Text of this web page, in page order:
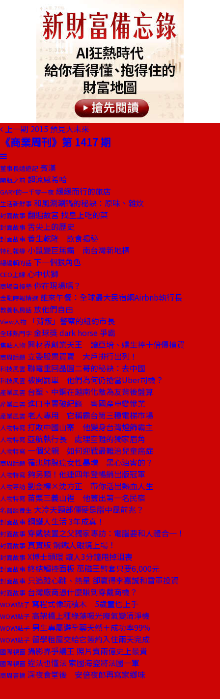
上一期 2015 預見大未來
《商業周刊》第 1417 期
董事長嬉遊記 賓漢
開瓶之前 超涼感希哈
GARY的一千零一夜 緩緩而行的旅店
生活新鮮事 和風涮涮鍋的秘訣：原味、雜炊
封面故事 翻遍故宮 找皇上吃的菜
封面故事 舌尖上的歷史
封面故事 養生乾隆 飲食揭秘
特別報導 小鼠變巨無霸 南台灣新地標
總編輯的話 下一個狠角色
CEO上線 心中伏獅
商場自慢塾 你在現場嗎？
金融時報精選 誰來午餐：全球最大民宿網Airbnb執行長
教養私房話 放他們自由
View人物 「背叛」警察的紐約市長
全球熱門字 金球獎 dark horse 爭霸
焦點人物 醫材界創業天王 讓亞培、嬌生捧十倍價搶買
商周話題 立委股票買賣 大戶排行出列！
科技風雲 聯電重回晶圓二哥的秘訣：去中國
科技風雲 被開罰單 他們為何仍搶當Uber司機？
產業風雲 台塑、中鋼在越南化敵為友背後盤算
產業風雲 進口車賣破紀錄 害國產車變慘業
產業風雲 老人專用 它稱霸台第三種電梯市場
人物特寫 打敗中國山寨 他變身台灣燈飾霸主
人物特寫 亞航執行長 處理空難的獨家眉角
人物特寫 一個父親 如何迎戰最難治兒童癌症
商周話題 罹患肺腺癌女性暴增 黑心油害的？
人物特寫 夠另類！他連四年登暢銷出版冠軍
人物專訪 劉金標×沈方正 帶你活出熱血人生
人物特寫 苗栗三義山裡 他蓋出第一名民宿
名醫談養生 大冷天頸部僵硬是腦中風前兆？
封面故事 鋼鐵人生活 3年成真！
封面故事 穿戴裝置之父獨家專訪：電腦要和人體合一！
封面故事 真實版 鋼鐵人眼鏡上場！
封面故事 X博士頭環 讓人3分鐘甩掉沮喪
封面故事 終結觸控面板 萬磁王臂套只要6,000元
封面故事 只追蹤心跳、熱量 卻贏得李嘉誠和雷軍投資
封面故事 台灣廠商憑什麼賺到穿戴商機？
WOW!點子 寫程式像玩積木 5歲童也上手
WOW!點子 高架橋上種綠藻吸光廢氣變清淨機
WOW!點子 男生專屬避孕藥天然＋成功率99％
WOW!點子 留學租屋交給它簽約入住兩天完成
國際視窗 攝影界爭議王 照片賣兩億史上最貴
國際視窗 違法也懂法 索國海盜將法國一軍
商周書摘 深夜食堂後 安倍夜郎再寫家鄉味